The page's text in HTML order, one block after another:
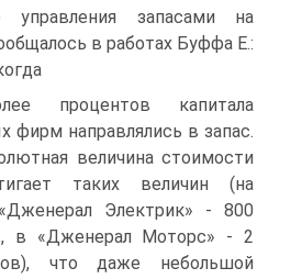
управления запасами на
в работах Буффа Е.:
процентов капитала
фирм направлялись в запас.
величина стоимости
таких величин (на
Электрик» - 800
в «Дженерал Моторс» - 2
что даже небольшой